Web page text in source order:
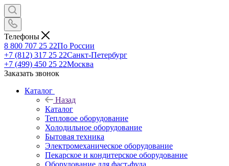
Телефоны
8 800 707 25 22По России
+7 (812) 317 25 22Санкт-Петербург
+7 (499) 450 25 22Москва
Заказать звонок
Каталог
Назад
Каталог
Тепловое оборудование
Холодильное оборудование
Бытовая техника
Электромеханическое оборудование
Пекарское и кондитерское оборудование
Оборудование для фаст-фуда